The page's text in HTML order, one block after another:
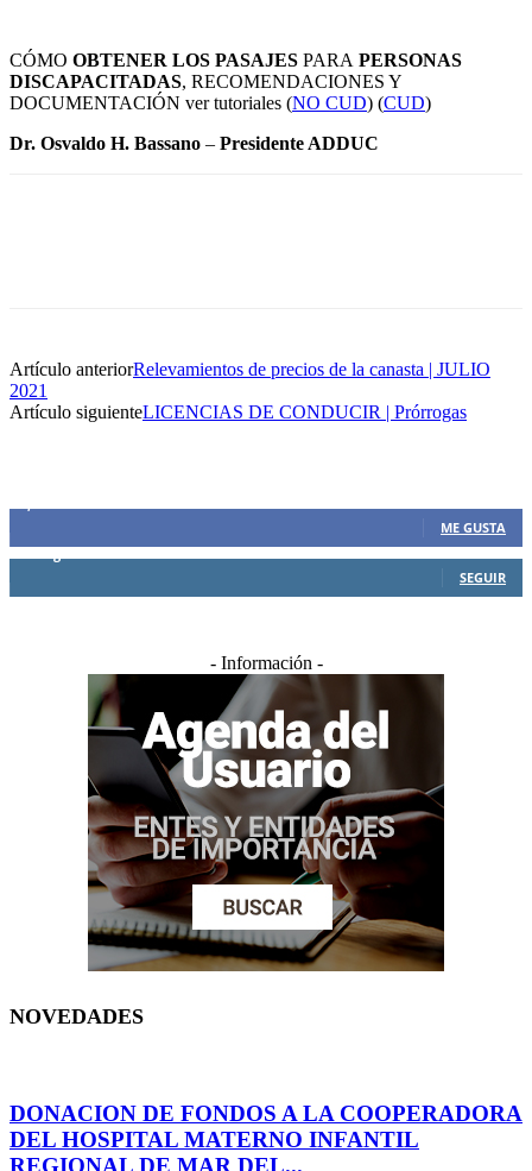
CÓMO OBTENER LOS PASAJES PARA PERSONAS
DISCAPACITADAS, RECOMENDACIONES Y
DOCUMENTACIÓN ver tutoriales (NO CUD) (CUD)
Dr. Osvaldo H. Bassano – Presidente ADDUC
Artículo anteriorRelevamientos de precios de la canasta | JULIO
2021
Artículo siguienteLICENCIAS DE CONDUCIR | Prórrogas
ME GUSTA
SEGUIR
- Información -
NOVEDADES
DONACION DE FONDOS A LA COOPERADORA
DEL HOSPITAL MATERNO INFANTIL